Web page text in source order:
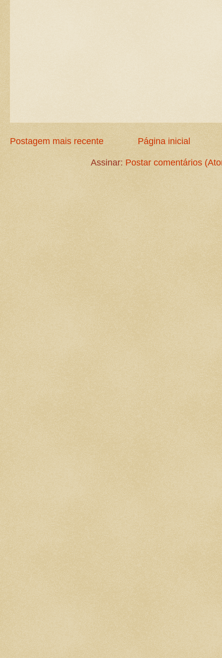
Postagem mais recente Página inicial
Assinar: Postar comentários